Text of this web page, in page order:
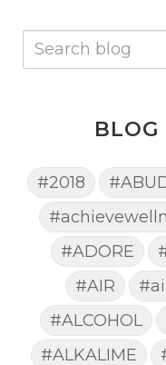
BLOG
#2018
#ADORE
#AIR
#ALCOHOL
#ALKALIME